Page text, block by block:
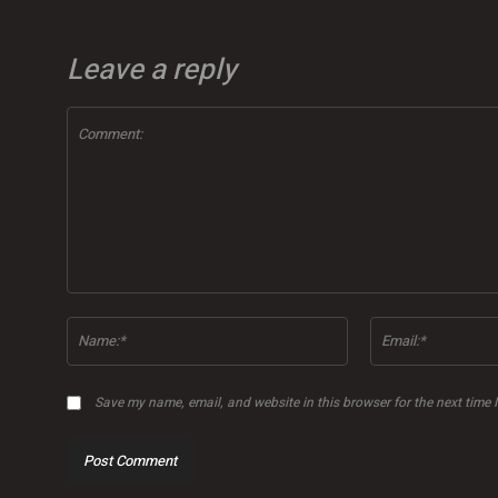
Leave a reply
Save my name, email, and website in this browser for the next time